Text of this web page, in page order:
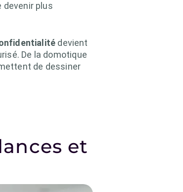
plus
devient
De la domotique
de dessiner
et